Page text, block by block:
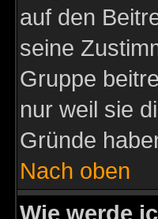
auf den
seine
Gruppe
nur weil sie
Gründe
Nach oben
Wie werde